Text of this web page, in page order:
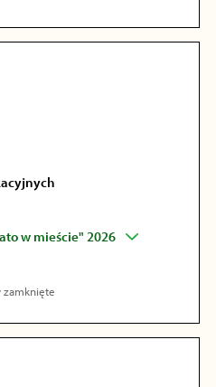
w mieście" 2026
zamknięte